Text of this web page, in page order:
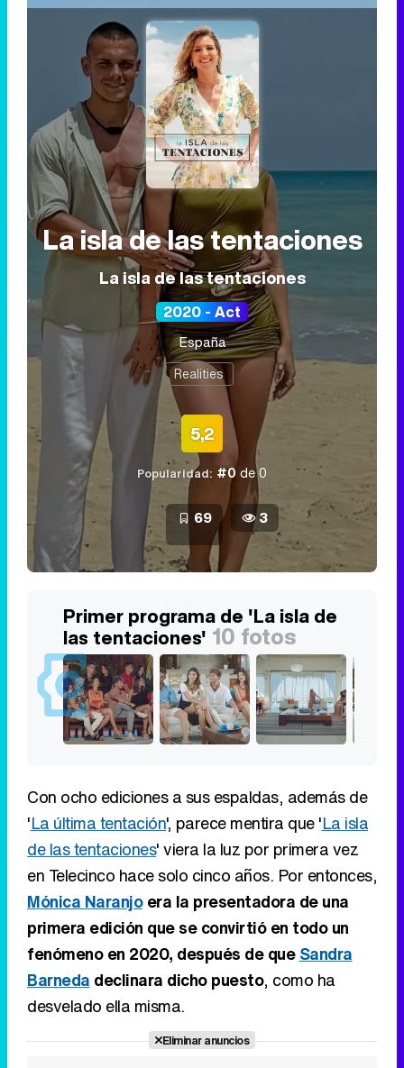
La isla de las tentaciones
La isla de las tentaciones
2020 - Act
España
Realities
5,2
Popularidad: #0 de 0
69 3
Primer programa de 'La isla de
las tentaciones' 10 fotos
Con ocho ediciones a sus espaldas, además de
'La última tentación', parece mentira que 'La isla
de las tentaciones' viera la luz por primera vez
en Telecinco hace solo cinco años. Por entonces,
Mónica Naranjoera la presentadora de una
primera edición que se convirtió en todo un
fenómeno en 2020, después de queSandra
Barneda declinara dicho puesto, como ha
desvelado ella misma.
Eliminar anuncios